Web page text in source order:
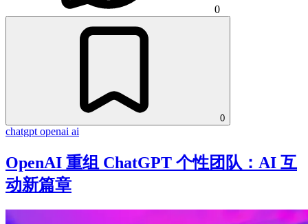
0
0
chatgpt openai ai
OpenAI 重组 ChatGPT 个性团队：AI 互
动新篇章